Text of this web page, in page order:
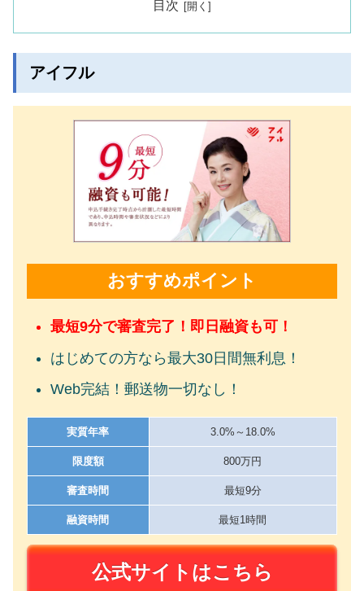
目次
アイフル
おすすめポイント
最短9分で審査完了！即日融資も可！
はじめての方なら最大30日間無利息！
Web完結！郵送物一切なし！
実質年率 3.0%～18.0%
限度額 800万円
審査時間 最短9分
融資時間 最短1時間
公式サイトはこちら